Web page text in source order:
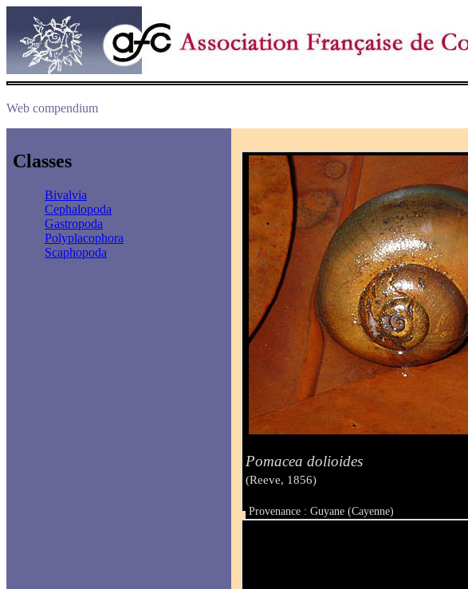
Web compendium
Classes
Bivalvia
Cephalopoda
Gastropoda
Polyplacophora
Scaphopoda
Pomacea dolioides
(Reeve, 1856)
Provenance : Guyane (Cayenne)
Taille :